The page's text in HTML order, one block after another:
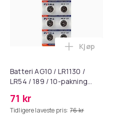
e69aa0bb-93d8-58b5-926a-
- mage- og
for Bose QC35 I/II, QC25,
Batteri AG10 / LR1130 /
LR54 / 189 / 10-pakning
71 kr
Tidligere laveste pris: 76 kr
Legg
Kjøp